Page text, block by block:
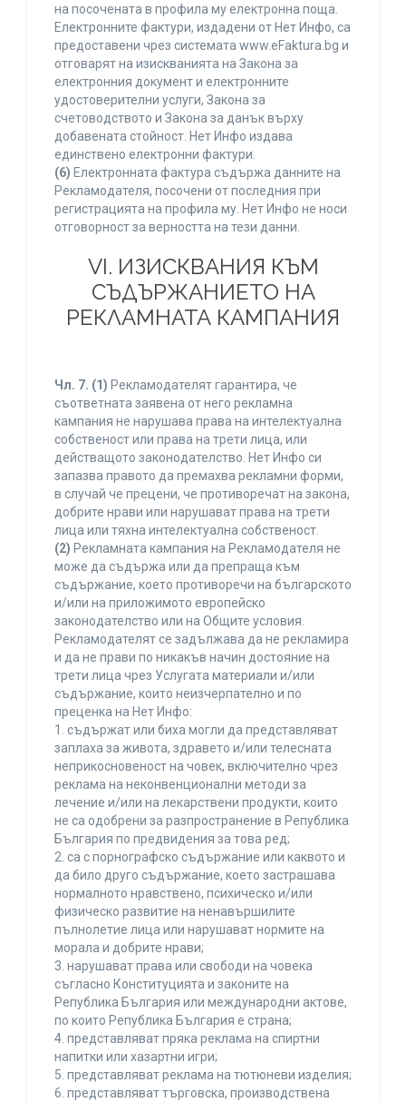
на посочената в профила му електронна поща.
Електронните фактури, издадени от Нет Инфо, са
предоставени чрез системата www.eFaktura.bg и
отговарят на изискванията на Закона за
електронния документ и електронните
удостоверителни услуги, Закона за
счетоводството и Закона за данък върху
добавената стойност. Нет Инфо издава
единствено електронни фактури.
(6) Електронната фактура съдържа данните на
Рекламодателя, посочени от последния при
регистрацията на профила му. Нет Инфо не носи
отговорност за верността на тези данни.
VI. ИЗИСКВАНИЯ КЪМ
СЪДЪРЖАНИЕТО НА
РЕКЛАМНАТА КАМПАНИЯ
Чл. 7. (1) Рекламодателят гарантира, че
съответната заявена от него рекламна
кампания не нарушава права на интелектуална
собственост или права на трети лица, или
действащото законодателство. Нет Инфо си
запазва правото да премахва рекламни форми,
в случай че прецени, че противоречат на закона,
добрите нрави или нарушават права на трети
лица или тяхна интелектуална собственост.
(2) Рекламната кампания на Рекламодателя не
може да съдържа или да препраща към
съдържание, което противоречи на българското
и/или на приложимото европейско
законодателство или на Общите условия.
Рекламодателят се задължава да не рекламира
и да не прави по никакъв начин достояние на
трети лица чрез Услугата материали и/или
съдържание, които неизчерпателно и по
преценка на Нет Инфо:
1. съдържат или биха могли да представляват
заплаха за живота, здравето и/или телесната
неприкосновеност на човек, включително чрез
реклама на неконвенционални методи за
лечение и/или на лекарствени продукти, които
не са одобрени за разпространение в Република
България по предвидения за това ред;
2. са с порнографско съдържание или каквото и
да било друго съдържание, което застрашава
нормалното нравствено, психическо и/или
физическо развитие на ненавършилите
пълнолетие лица или нарушават нормите на
морала и добрите нрави;
3. нарушават права или свободи на човека
съгласно Конституцията и законите на
Република България или международни актове,
по които Република България е страна;
4. представляват пряка реклама на спиртни
напитки или хазартни игри;
5. представляват реклама на тютюневи изделия;
6. представляват търговска, производствена